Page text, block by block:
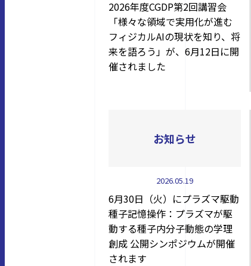
2026年度CGDP第2回講習会
「様々な領域で実用化が進む
フィジカルAIの現状を知り、将
来を語ろう」が、6月12日に開
催されました
お知らせ
2026.05.19
6月30日（火）にプラズマ駆動
種子記憶操作：プラズマが駆
動する種子内分子動態の学理
創成 公開シンポジウムが開催
されます